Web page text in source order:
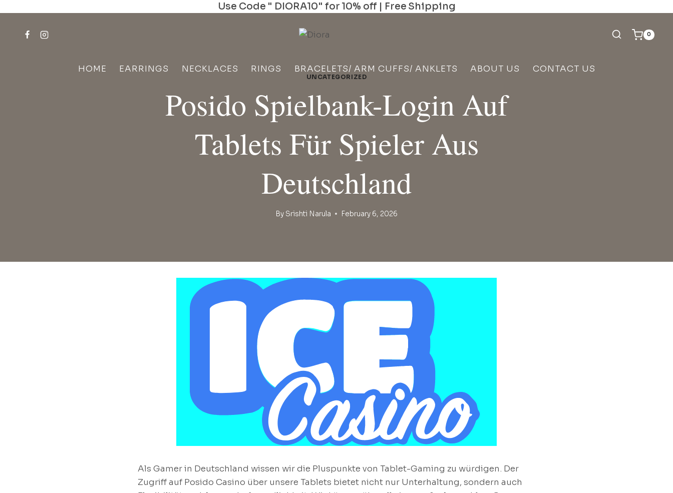
content
Use Code " DIORA10" for 10% off | Free Shipping
0
HOME EARRINGS NECKLACES RINGS BRACELETS/ ARM CUFFS/ ANKLETS ABOUT US CONTACT US
UNCATEGORIZED
Posido Spielbank-Login Auf
Tablets Für Spieler Aus
Deutschland
By Srishti Narula February 6, 2026
Als Gamer in Deutschland wissen wir die Pluspunkte von Tablet-Gaming zu würdigen. Der
Zugriff auf Posido Casino über unsere Tablets bietet nicht nur Unterhaltung, sondern auch